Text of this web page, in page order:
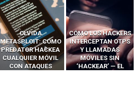
OLVIDA
METASPLOIT: CÓMO
PREDATOR HACKEA
CUALQUIER MÓVIL
CON ATAQUES
CÓMO LOS HACKERS
INTERCEPTAN OTPS
Y LLAMADAS
MÓVILES SIN
‘HACKEAR’ — EL